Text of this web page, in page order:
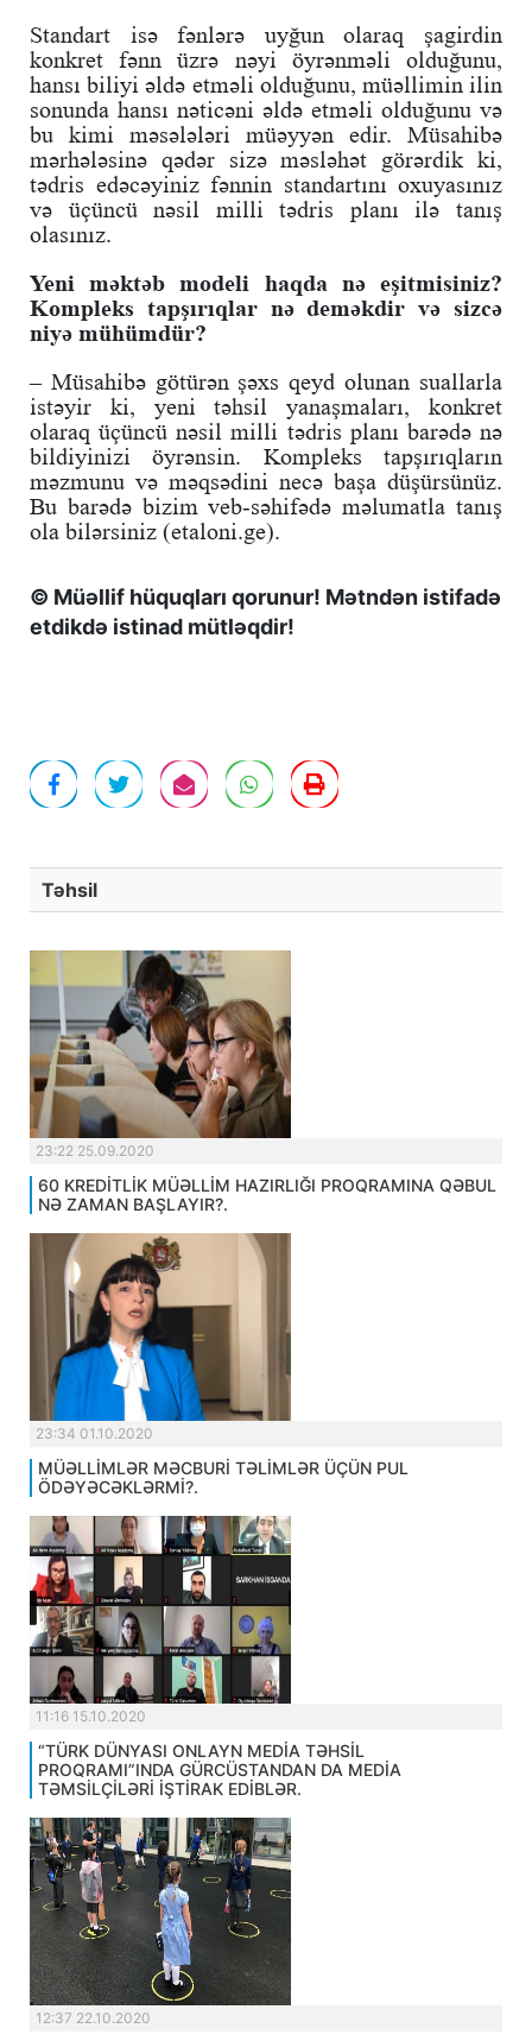
Standart isə fənlərə uyğun olaraq şagirdin
konkret fənn üzrə nəyi öyrənməli olduğunu,
hansı biliyi əldə etməli olduğunu, müəllimin ilin
sonunda hansı nəticəni əldə etməli olduğunu və
bu kimi məsələləri müəyyən edir. Müsahibə
mərhələsinə qədər sizə məsləhət görərdik ki,
tədris edəcəyiniz fənnin standartını oxuyasınız
və üçüncü nəsil milli tədris planı ilə tanış
olasınız.
Yeni məktəb modeli haqda nə eşitmisiniz?
Kompleks tapşırıqlar nə deməkdir və sizcə
niyə mühümdür?
– Müsahibə götürən şəxs qeyd olunan suallarla
istəyir ki, yeni təhsil yanaşmaları, konkret
olaraq üçüncü nəsil milli tədris planı barədə nə
bildiyinizi öyrənsin. Kompleks tapşırıqların
məzmunu və məqsədini necə başa düşürsünüz.
Bu barədə bizim veb-səhifədə məlumatla tanış
ola bilərsiniz (etaloni.ge).
© Müəllif hüquqları qorunur! Mətndən istifadə
etdikdə istinad mütləqdir!
Təhsil
23:22 25.09.2020
60 KREDİTLİK MÜƏLLİM HAZIRLIĞI PROQRAMINA QƏBUL
NƏ ZAMAN BAŞLAYIR?.
23:34 01.10.2020
MÜƏLLİMLƏR MƏCBURİ TƏLİMLƏR ÜÇÜN PUL
ÖDƏYƏCƏKLƏRMİ?.
11:16 15.10.2020
“TÜRK DÜNYASI ONLAYN MEDİA TƏHSİL
PROQRAMI”INDA GÜRCÜSTANDAN DA MEDİA
TƏMSİLÇİLƏRİ İŞTİRAK EDİBLƏR.
12:37 22.10.2020